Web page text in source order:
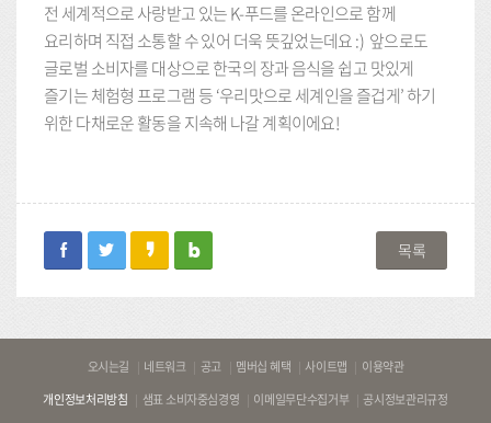
전 세계적으로 사랑받고 있는 K-푸드를 온라인으로 함께
요리하며 직접 소통할 수 있어 더욱 뜻깊었는데요 :) 앞으로도
글로벌 소비자를 대상으로 한국의 장과 음식을 쉽고 맛있게
즐기는 체험형 프로그램 등 ‘우리맛으로 세계인을 즐겁게’ 하기
위한 다채로운 활동을 지속해 나갈 계획이에요!
facebooktwitter kakaostoryblog 목록
오시는길 네트워크 공고 멤버십 혜택 사이트맵
이용약관
개인정보처리방침
샘표 소비자중심경영 이메일무단수집거부 공시정보관리규정